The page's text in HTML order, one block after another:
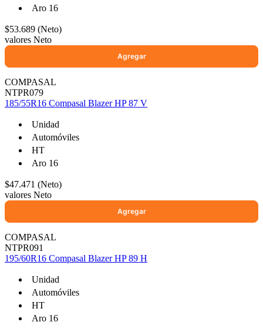
Ayuda
Aro 16
$53.689 (Neto)
valores Neto
COMPASAL
NTPR079
185/55R16 Compasal Blazer HP 87 V
Unidad
Automóviles
HT
Aro 16
$47.471 (Neto)
valores Neto
COMPASAL
NTPR091
195/60R16 Compasal Blazer HP 89 H
Unidad
Automóviles
HT
Aro 16